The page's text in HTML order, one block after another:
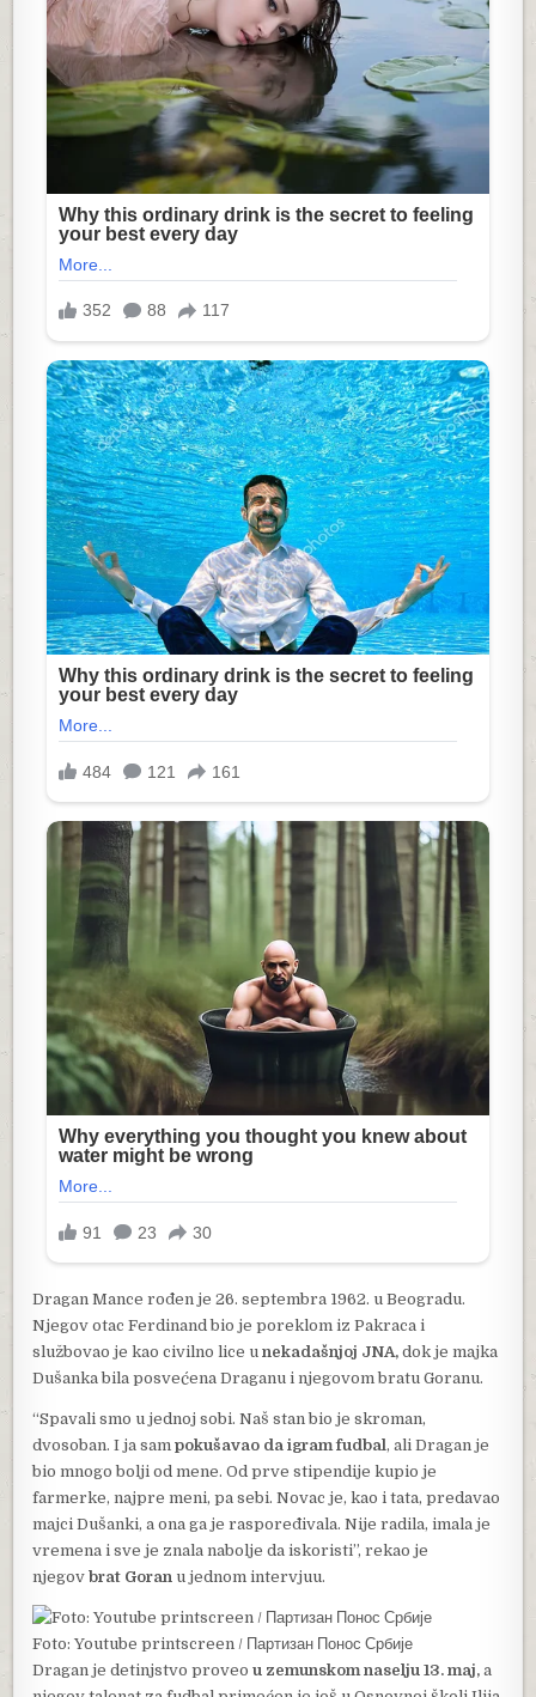
Dragan Mance rođen je 26. septembra 1962. u Beogradu.
Njegov otac Ferdinand bio je poreklom iz Pakraca i
službovao je kao civilno lice unekadašnjoj JNA, dok je majka
Dušanka bila posvećena Draganu i njegovom bratu Goranu.
“Spavali smo u jednoj sobi. Naš stan bio je skroman,
dvosoban. I ja sampokušavao da igram fudbal, ali Dragan je
bio mnogo bolji od mene. Od prve stipendije kupio je
farmerke, najpre meni, pa sebi. Novac je, kao i tata, predavao
majci Dušanki, a ona ga je raspoređivala. Nije radila, imala je
vremena i sve je znala nabolje da iskoristi”, rekao je
njegov brat Goran u jednom intervjuu.
Foto: Youtube printscreen / Партизан Понос Србије
Dragan je detinjstvo proveo u zemunskom naselju 13. maj, a